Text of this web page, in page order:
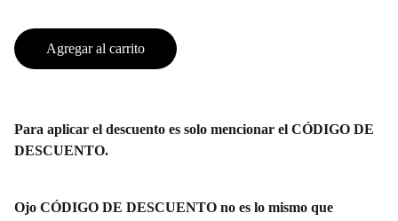
Agregar al carrito
Para aplicar el descuento es solo mencionar el CÓDIGO DE
DESCUENTO.
Ojo CÓDIGO DE DESCUENTO no es lo mismo que